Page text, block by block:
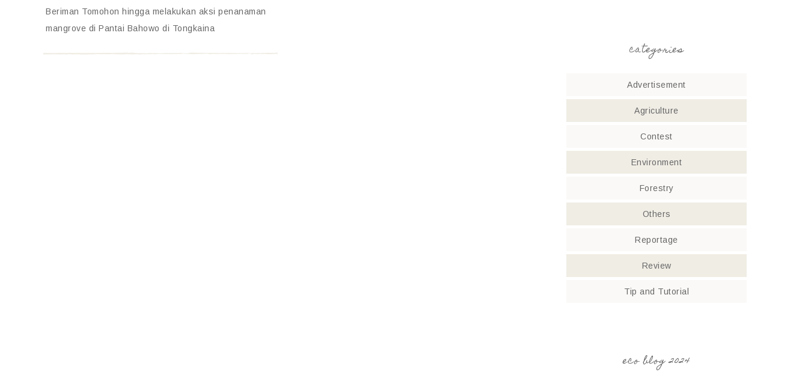
Beriman Tomohon hingga melakukan aksi penanaman
mangrove di Pantai Bahowo di Tongkaina
categories
Advertisement
Agriculture
Contest
Environment
Forestry
Others
Reportage
Review
Tip and Tutorial
eco blog 2024